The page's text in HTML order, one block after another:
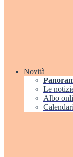
Novità
Le
Albo